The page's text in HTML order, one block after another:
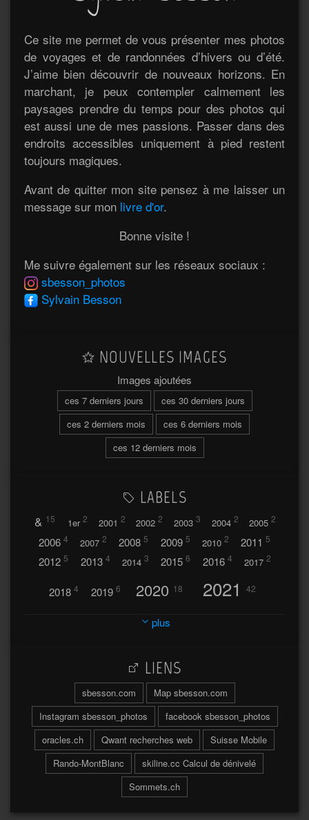
Ce site me permet de vous présenter mes photos
de voyages et de randonnées d’hivers ou d’été.
J’aime bien découvrir de nouveaux horizons. En
marchant, je peux contempler calmement les
paysages prendre du temps pour des photos qui
est aussi une de mes passions. Passer dans des
endroits accessibles uniquement à pied restent
toujours magiques.
Avant de quitter mon site pensez à me laisser un
message sur mon livre d'or.
Bonne visite !
Me suivre également sur les réseaux sociaux :
sbesson_photos
Sylvain Besson
NOUVELLES IMAGES
Images ajoutées
ces 7 derniers jours
ces 30 derniers jours
ces 2 derniers mois
ces 6 derniers mois
ces 12 derniers mois
LABELS
& 15 1er 2 2001 2 2002 2 2003 3 2004 2 2005 2
2006 4 2007 2 2008 5 2009 5 2010 2 2011 5
2012 5 2013 4 2014 3 2015 6 2016 4 2017 2
2018 4 2019 6 2020 18 2021 42
2023 32
2026
A travers l'hublot 17 Abländschen 3
Açores 2004 64 Adelboden 2
Adonis 6
Afrique du Sud 2019
plus
LIENS
sbesson.com
Map sbesson.com
Instagram sbesson_photos
facebook sbesson_photos
oracles.ch
Qwant recherches web
Suisse Mobile
Rando-MontBlanc
skiline.cc Calcul de dénivelé
Sommets.ch